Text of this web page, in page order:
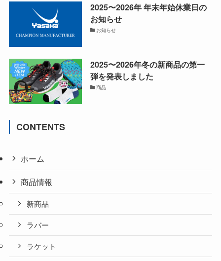
2025〜2026年 年末年始休業日の
お知らせ
お知らせ
2025〜2026年冬の新商品の第一
弾を発表しました
商品
CONTENTS
ホーム
商品情報
新商品
ラバー
ラケット